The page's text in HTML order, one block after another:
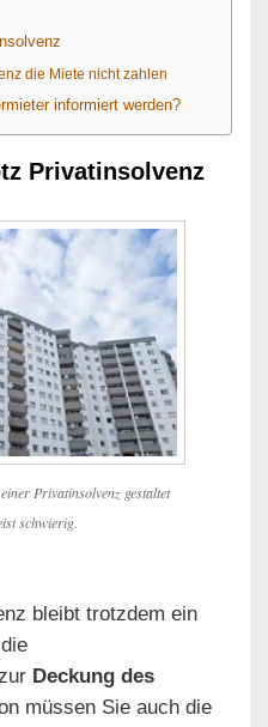
die Miete nicht zahlen
informiert werden?
Privatinsolvenz
Privatinsolvenz gestaltet
schwierig.
bleibt trotzdem ein
Deckung des
müssen Sie auch die